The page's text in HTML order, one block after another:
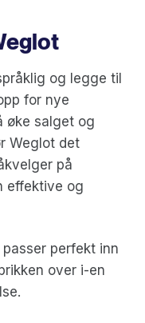
og legge til
for nye
øke salget og
Weglot det
på
effektive og
perfekt inn
over i-en